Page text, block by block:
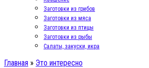
Заготовки из грибов
Заготовки из мяса
Заготовки из птицы
Заготовки из рыбы
Салаты, закуски, икра
Главная » Это интересно